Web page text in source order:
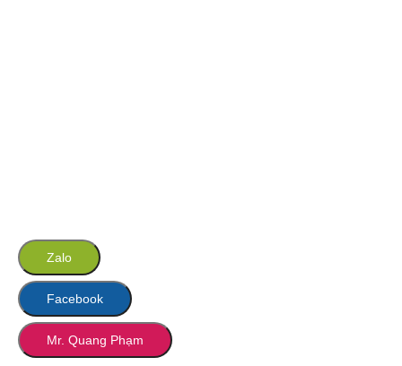
Zalo
Facebook
Mr. Quang Phạm